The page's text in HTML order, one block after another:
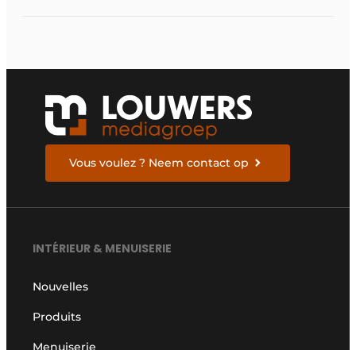
Vous voulez ? Neem contact op
INTÉRIEUR & MENUISERIE
Nouvelles
Produits
Menuiserie